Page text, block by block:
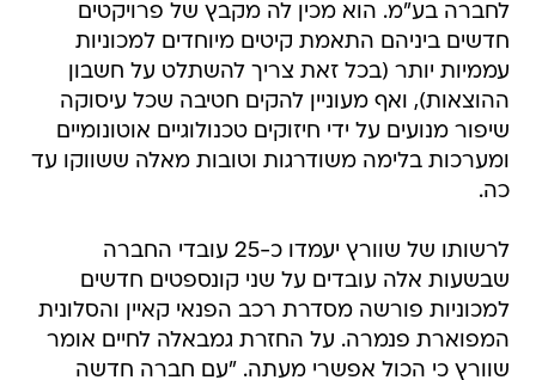
לחברה בע"מ. הוא מכין לה מקבץ של פרויקטים
חדשים ביניהם התאמת קיטים מיוחדים למכוניות
עממיות יותר (בכל זאת צריך להשתלט על חשבון
ההוצאות), ואף מעוניין להקים חטיבה שכל עיסוקה
שיפור מנועים על ידי חיזוקים טכנולוגיים אוטונומיים
ומערכות בלימה משודרגות וטובות מאלה ששווקו עד
כה.
לרשותו של שוורץ יעמדו כ-25 עובדי החברה
שבשעות אלה עובדים על שני קונספטים חדשים
למכוניות פורשה מסדרת רכב הפנאי קאיין והסלונית
המפוארת פנמרה. על החזרת גמבאלה לחיים אומר
שוורץ כי הכול אפשרי מעתה. "עם חברה חדשה